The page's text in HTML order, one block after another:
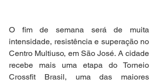
O fim de semana será de muita
intensidade, resistência e superação no
Centro Multiuso, em São José. A cidade
recebe mais uma etapa do Torneio
Crossfit Brasil, uma das maiores